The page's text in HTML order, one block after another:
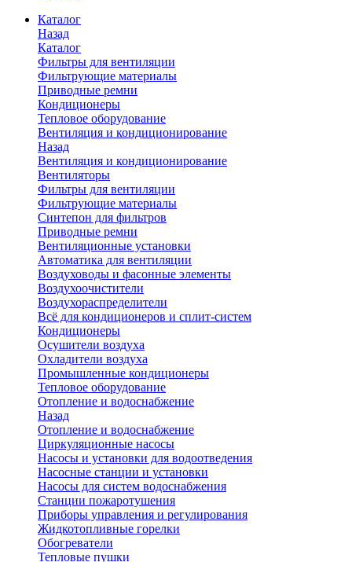
Каталог
Назад
Каталог
Фильтры для вентиляции
Фильтрующие материалы
Приводные ремни
Кондиционеры
Тепловое оборудование
Вентиляция и кондиционирование
Назад
Вентиляция и кондиционирование
Вентиляторы
Фильтры для вентиляции
Фильтрующие материалы
Синтепон для фильтров
Приводные ремни
Вентиляционные установки
Автоматика для вентиляции
Воздуховоды и фасонные элементы
Воздухоочистители
Воздухораспределители
Всё для кондиционеров и сплит-систем
Кондиционеры
Осушители воздуха
Охладители воздуха
Промышленные кондиционеры
Тепловое оборудование
Отопление и водоснабжение
Назад
Отопление и водоснабжение
Циркуляционные насосы
Насосы и установки для водоотведения
Насосные станции и установки
Насосы для систем водоснабжения
Станции пожаротушения
Приборы управления и регулирования
Жидкотопливные горелки
Обогреватели
Тепловые пушки